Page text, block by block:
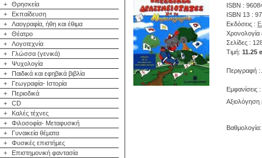
+
Θρησκεία
+
Εκπαίδευση
+
Λαογραφία, ήθη και έθιμα
+
Θέατρο
+
Λογοτεχνία
+
Γλώσσα (γενικά)
+
Ψυχολογία
+
Παιδικά και εφηβικά βιβλία
+
Γεωγραφία- Ιστορία
+
Περιοδικά
+
CD
+
Καλές τέχνες
+
Φιλοσοφία- Μεταφυσική
+
Γυναικεία θέματα
+
Φυσικές επιστήμες
+
Επιστημονική φαντασία
ISBN :
ISBN 13 :
Εκδόσεις :
Σελίδες :
Τιμή: 11.25
Περιγραφή :
Εμφανίσεις
Αξιολόγηση